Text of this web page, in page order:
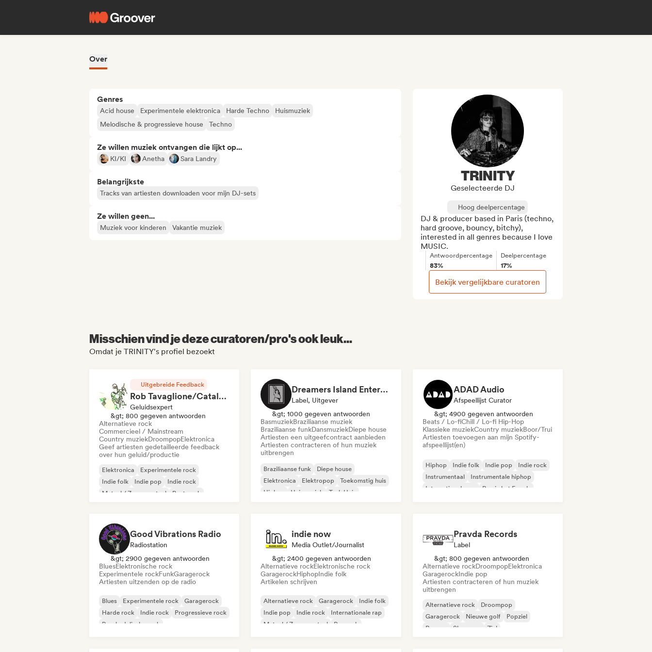
Over
Genres
Acid house Experimentele elektronica Harde Techno
Huismuziek
Melodische & progressieve house
Techno
Ze willen muziek ontvangen die lijkt op...
KI/KI Anetha Sara Landry
Belangrijkste
Tracks van artiesten downloaden voor mijn DJ-sets
Ze willen geen...
Muziek voor kinderen Vakantie muziek
TRINITY
Geselecteerde DJ
Hoog deelpercentage
DJ & producer based in Paris (techno,
hard groove, bouncy, bitchy),
interested in all genres because I love
MUSIC.
Antwoordpercentage
83%
Deelpercentage
17%
Bekijk vergelijkbare curatoren
Misschien vind je deze curatoren/pro's ook leuk...
Omdat je TRINITY's profiel bezoekt
Uitgebreide Feedback
Rob Tavaglione/Catalyst Recording
Geluidsexpert
&gt; 800 gegeven antwoorden
Alternatieve rock
Commercieel / Mainstream
Country muziekDroompopElektronica
Geef artiesten gedetailleerde feedback
over hun geluid/productie
Elektronica
Experimentele rock
Indie folk
Indie pop
Indie rock
Metaal / Zwaar metaal
Post punk
Dreamers Island Entertainment
Label, Uitgever
&gt; 1000 gegeven antwoorden
BasmuziekBraziliaanse muziek
Braziliaanse funkDansmuziekDiepe house
Artiesten een uitgeefcontract aanbieden
Artiesten contracteren of hun muziek
uitbrengen
Braziliaanse funk
Diepe house
Elektronica
Elektropop
Toekomstig huis
Hiphop
Huismuziek Tech Huis
ADAD Audio
Afspeellijst Curator
&gt; 4900 gegeven antwoorden
Beats / Lo-fiChill / Lo-fi Hip-Hop
Klassieke muziekCountry muziekBoor/Trui
Artiesten toevoegen aan mijn Spotify-
afspeellijst(en)
Hiphop Indie folk Indie pop
Indie rock
Instrumentaal
Instrumentale hiphop
Internationale rap
Rap in het Engels
Good Vibrations Radio
Radiostation
&gt; 2900 gegeven antwoorden
BluesElektronische rock
Experimentele rockFunkGaragerock
Artiesten uitzenden op de radio
Blues Experimentele rock
Garagerock
Harde rock
Indie rock
Progressieve rock
Psychedelische rock
indie now
Media Outlet/Journalist
&gt; 2400 gegeven antwoorden
Alternatieve rockElektronische rock
GaragerockHiphopIndie folk
Artikelen schrijven
Alternatieve rock Garagerock
Indie folk
Indie pop
Indie rock
Internationale rap
Metaal / Zwaar metaal
Poprock
Pravda Records
Label
&gt; 800 gegeven antwoorden
Alternatieve rockDroompopElektronica
GaragerockIndie pop
Artiesten contracteren of hun muziek
uitbrengen
Alternatieve rock
Droompop
Garagerock
Nieuwe golf
Popziel
Reggae
Shoegaze Ziel